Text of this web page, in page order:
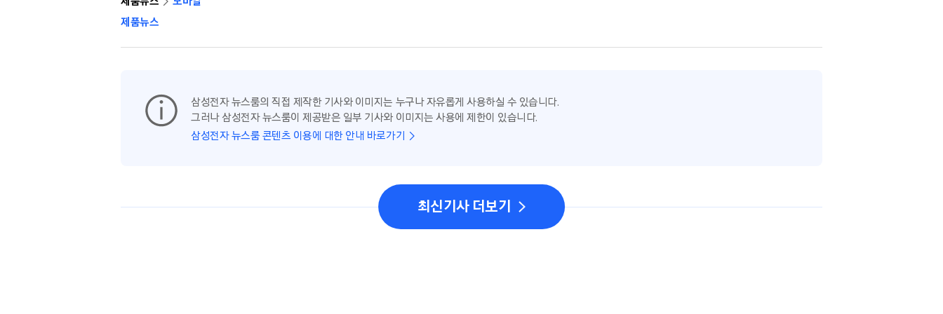
제품뉴스
삼성전자 뉴스룸의 직접 제작한 기사와 이미지는 누구나 자유롭게 사용하실 수 있습니다.
그러나 삼성전자 뉴스룸이 제공받은 일부 기사와 이미지는 사용에 제한이 있습니다.
삼성전자 뉴스룸 콘텐츠 이용에 대한 안내 바로가기
최신기사 더보기